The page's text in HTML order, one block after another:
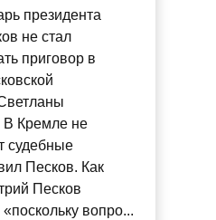
президента
не стал
приговор в
В Кремле не
судебные
Песков. Как
Песков
вопро...